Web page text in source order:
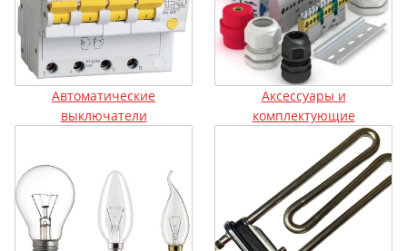
Автоматические
выключатели
Аксессуары и
комплектующие